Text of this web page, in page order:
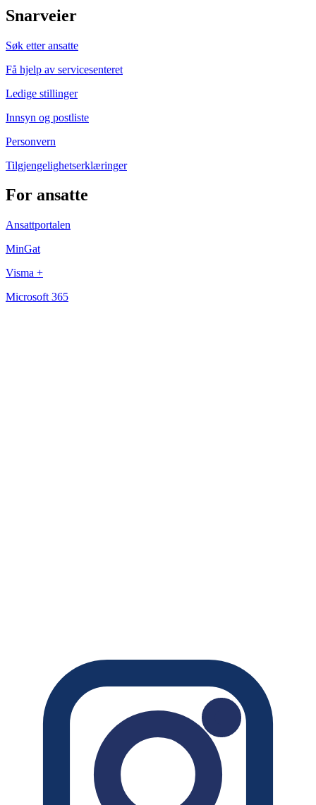
Snarveier
Søk etter ansatte
Få hjelp av servicesenteret
Ledige stillinger
Innsyn og postliste
Personvern
Tilgjengelighetserklæringer
For ansatte
Ansattportalen
MinGat
Visma +
Microsoft 365